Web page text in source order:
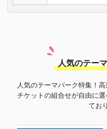
人気のテー
人気のテーマパーク特集！
チケットの組合せが自由に
てお